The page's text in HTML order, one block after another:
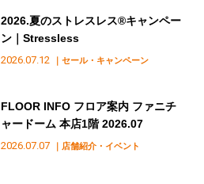
2026.07.12 ｜セール・キャンペーン
2026.夏のストレスレス®︎キャンペー
ン｜Stressless
2026.07.07 ｜店舗紹介・イベント
FLOOR INFO フロア案内 ファニチ
ャードーム 本店1階 2026.07